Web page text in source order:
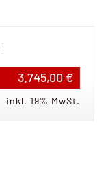
3.745,00 €
inkl. 19% MwSt.